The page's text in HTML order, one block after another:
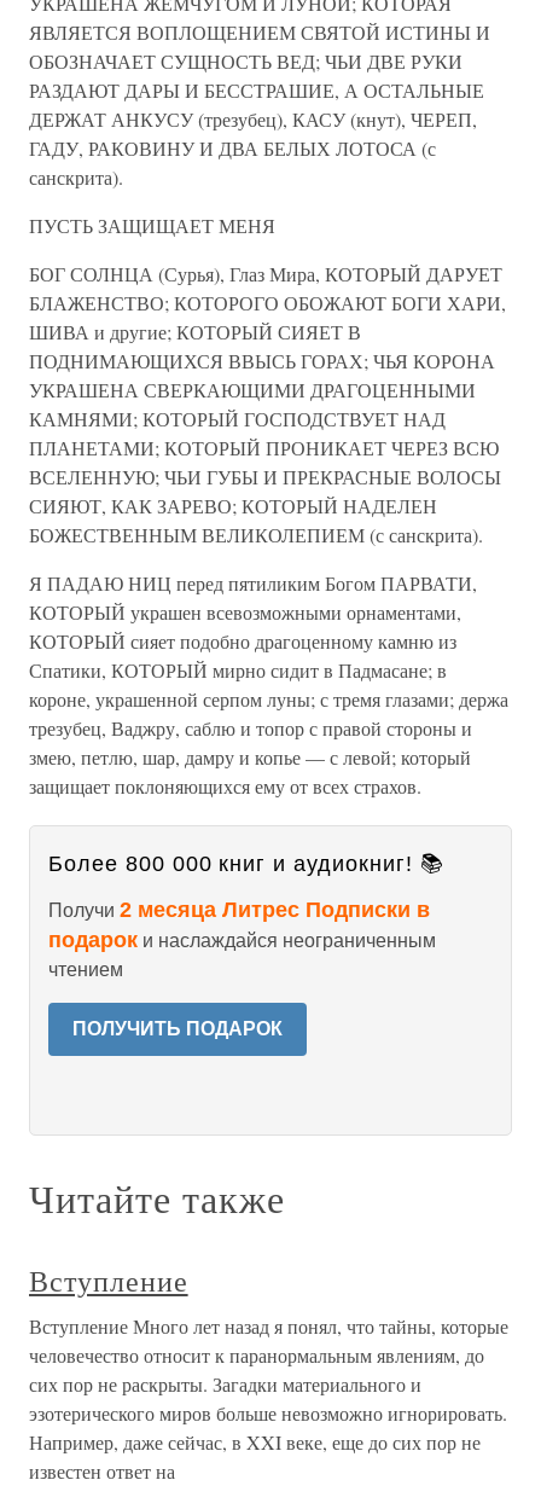
ЯВЛЯЕТСЯ ВОПЛОЩЕНИЕМ СВЯТОЙ ИСТИНЫ И
ОБОЗНАЧАЕТ СУЩНОСТЬ ВЕД; ЧЬИ ДВЕ РУКИ
РАЗДАЮТ ДАРЫ И БЕССТРАШИЕ, А ОСТАЛЬНЫЕ
ДЕРЖАТ АНКУСУ (трезубец), КАСУ (кнут), ЧЕРЕП,
ГАДУ, РАКОВИНУ И ДВА БЕЛЫХ ЛОТОСА (с
санскрита).
ПУСТЬ ЗАЩИЩАЕТ МЕНЯ
БОГ СОЛНЦА (Сурья), Глаз Мира, КОТОРЫЙ ДАРУЕТ
БЛАЖЕНСТВО; КОТОРОГО ОБОЖАЮТ БОГИ ХАРИ,
ШИВА и другие; КОТОРЫЙ СИЯЕТ В
ПОДНИМАЮЩИХСЯ ВВЫСЬ ГОРАХ; ЧЬЯ КОРОНА
УКРАШЕНА СВЕРКАЮЩИМИ ДРАГОЦЕННЫМИ
КАМНЯМИ; КОТОРЫЙ ГОСПОДСТВУЕТ НАД
ПЛАНЕТАМИ; КОТОРЫЙ ПРОНИКАЕТ ЧЕРЕЗ ВСЮ
ВСЕЛЕННУЮ; ЧЬИ ГУБЫ И ПРЕКРАСНЫЕ ВОЛОСЫ
СИЯЮТ, КАК ЗАРЕВО; КОТОРЫЙ НАДЕЛЕН
БОЖЕСТВЕННЫМ ВЕЛИКОЛЕПИЕМ (с санскрита).
Я ПАДАЮ НИЦ перед пятиликим Богом ПАРВАТИ,
КОТОРЫЙ украшен всевозможными орнаментами,
КОТОРЫЙ сияет подобно драгоценному камню из
Спатики, КОТОРЫЙ мирно сидит в Падмасане; в
короне, украшенной серпом луны; с тремя глазами; держа
трезубец, Ваджру, саблю и топор с правой стороны и
змею, петлю, шар, дамру и копье — с левой; который
защищает поклоняющихся ему от всех страхов.
Более 800 000 книг и аудиокниг! 📚
Получи 2 месяца Литрес Подписки в
подарок и наслаждайся неограниченным
чтением
ПОЛУЧИТЬ ПОДАРОК
Читайте также
Вступление
Вступление Много лет назад я понял, что тайны, которые
человечество относит к паранормальным явлениям, до
сих пор не раскрыты. Загадки материального и
эзотерического миров больше невозможно игнорировать.
Например, даже сейчас, в XXI веке, еще до сих пор не
известен ответ на